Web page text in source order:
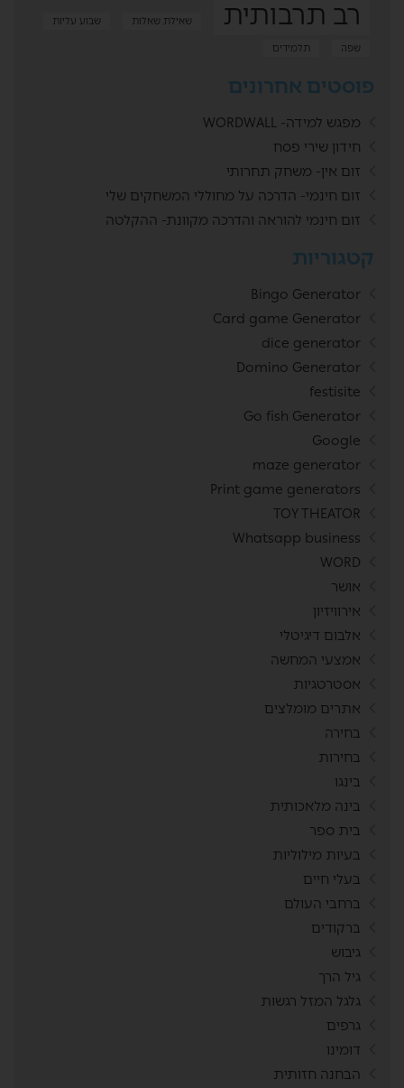
רב תרבותית שאילת שאלות
שבוע עליות
שפה
תלמידים
פוסטים אחרונים
מפגש למידה- WORDWALL
חידון שירי פסח
זום אין- משחק תחרותי
זום חינמי- הדרכה על מחוללי המשחקים שלי
זום חינמי להוראה והדרכה מקוונת- ההקלטה
קטגוריות
Bingo Generator
Card game Generator
dice generator
Domino Generator
festisite
Go fish Generator
Google
maze generator
Print game generators
TOY THEATOR
Whatsapp business
WORD
אושר
אירוויזיון
אלבום דיגיטלי
אמצעי המחשה
אסטרטגיות
אתרים מומלצים
בחירה
בחירות
בינגו
בינה מלאכותית
בית ספר
בעיות מילוליות
בעלי חיים
ברחבי העולם
ברקודים
גיבוש
גיל הרך
גלגל המזל רגשות
גרפים
דומינו
הבחנה חזותית